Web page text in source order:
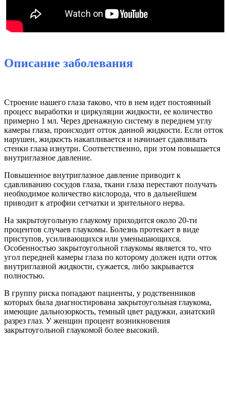
Описание заболевания
Строение нашего глаза таково, что в нем идет постоянный
процесс выработки и циркуляции жидкости, ее количество
примерно 1 мл. Через дренажную систему в переднем углу
камеры глаза, происходит отток данной жидкости. Если отток
нарушен, жидкость накапливается и начинает сдавливать
стенки глаза изнутри. Соответственно, при этом повышается
внутриглазное давление.
Повышенное внутриглазное давление приводит к
сдавливанию сосудов глаза, ткани глаза перестают получать
необходимое количество кислорода, что в дальнейшем
приводит к атрофии сетчатки и зрительного нерва.
На закрытоугольную глаукому приходится около 20-ти
процентов случаев глаукомы. Болезнь протекает в виде
приступов, усиливающихся или уменьшающихся.
Особенностью закрытоугольной глаукомы является то, что
угол передней камеры глаза по которому должен идти отток
внутриглазной жидкости, сужается, либо закрывается
полностью.
В группу риска попадают пациенты, у родственников
которых была диагностирована закрытоугольная глаукома,
имеющие дальнозоркость, темный цвет радужки, азиатский
разрез глаз. У женщин процент возникновения
закрытоугольной глаукомой более высокий.